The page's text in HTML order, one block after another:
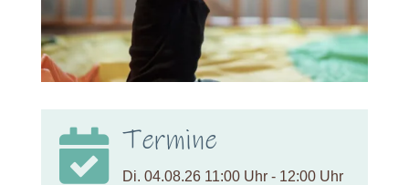
 Termine
Di. 04.08.26 11:00 Uhr - 12:00 Uhr